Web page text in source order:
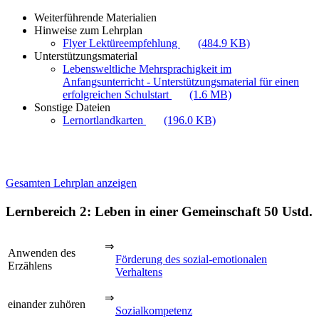
Weiterführende Materialien
Hinweise zum Lehrplan
Flyer Lektüreempfehlung
(484.9 KB)
Unterstützungsmaterial
Lebensweltliche Mehrsprachigkeit im
Anfangsunterricht - Unterstützungsmaterial für einen
erfolgreichen Schulstart
(1.6 MB)
Sonstige Dateien
Lernortlandkarten
(196.0 KB)
Gesamten Lehrplan anzeigen
Lernbereich 2: Leben in einer Gemeinschaft 50 Ustd.
Anwenden des
Erzählens
⇒
Förderung des sozial-emotionalen
Verhaltens
einander zuhören
⇒
Sozialkompetenz